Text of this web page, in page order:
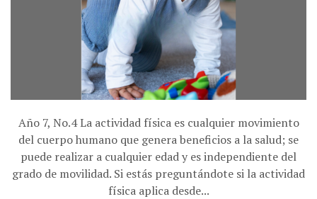
Año 7, No.4 La actividad física es cualquier movimiento
del cuerpo humano que genera beneficios a la salud; se
puede realizar a cualquier edad y es independiente del
grado de movilidad. Si estás preguntándote si la actividad
física aplica desde...